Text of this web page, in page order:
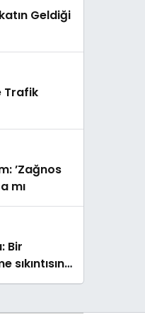
Geldiği
Trafik
’Zağnos
mı
Bir
sıkıntısına